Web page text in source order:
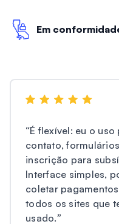
Em
“É flexível: eu o
contato,
inscrição para
Interface simples,
coletar
todos os sites que
usado.”